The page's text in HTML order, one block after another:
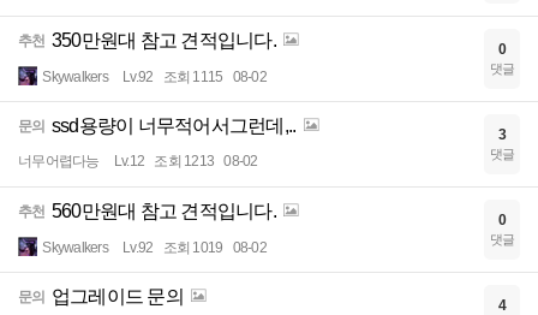
추천 350만원대 참고 견적입니다.
Skywalkers Lv.92 조회 1115 08-02
0
댓글
문의 ssd용량이 너무적어서그런데,..
너무어렵다능 Lv.12 조회 1213 08-02
3
댓글
추천 560만원대 참고 견적입니다.
Skywalkers Lv.92 조회 1019 08-02
0
댓글
문의 업그레이드 문의 4